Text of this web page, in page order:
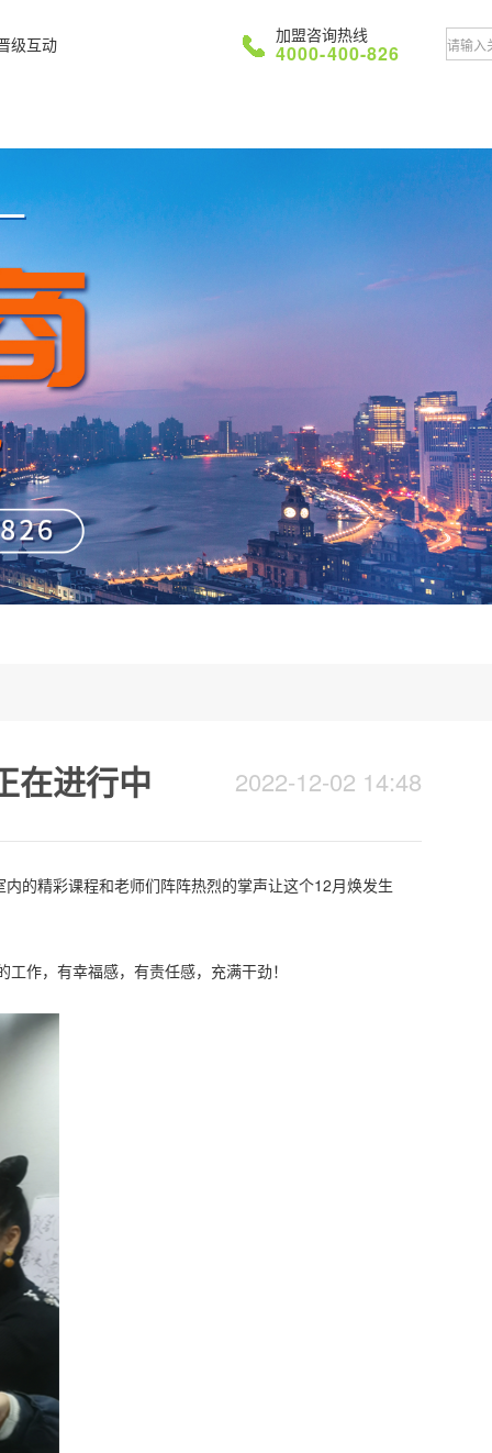
加盟咨询热线
4000-400-826
级互动
在进行中 2022-12-02 14:48
精彩课程和老师们阵阵热烈的掌声让这个12月焕发生
作，有幸福感，有责任感，充满干劲！